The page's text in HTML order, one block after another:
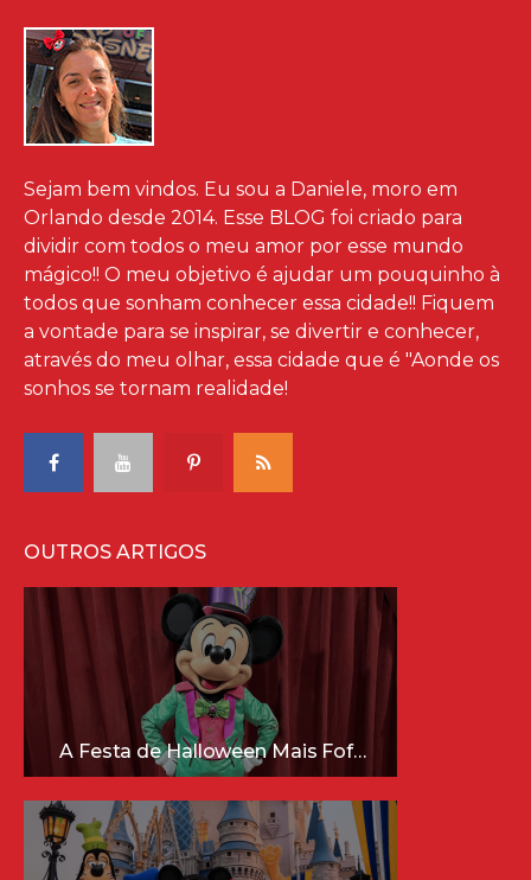
Sejam bem vindos. Eu sou a Daniele, moro em
Orlando desde 2014. Esse BLOG foi criado para
dividir com todos o meu amor por esse mundo
mágico!! O meu objetivo é ajudar um pouquinho à
todos que sonham conhecer essa cidade!! Fiquem
a vontade para se inspirar, se divertir e conhecer,
através do meu olhar, essa cidade que é "Aonde os
sonhos se tornam realidade!
OUTROS ARTIGOS
A Festa de Halloween Mais Fofa da Disney Está Chegando!